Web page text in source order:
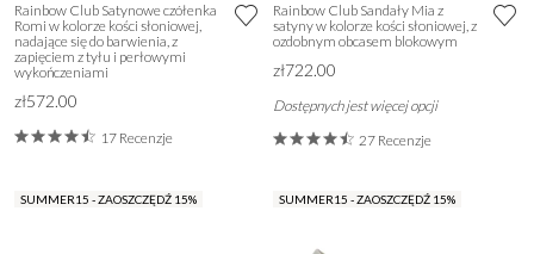
Rainbow Club Satynowe czółenka
Romi w kolorze kości słoniowej,
nadające się do barwienia, z
zapięciem z tyłu i perłowymi
wykończeniami
zł572.00
17 Recenzje
Rainbow Club Sandały Mia z
satyny w kolorze kości słoniowej, z
ozdobnym obcasem blokowym
zł722.00
Dostępnych jest więcej opcji
27 Recenzje
SUMMER15 - ZAOSZCZĘDŹ 15% SUMMER15 - ZAOSZCZĘDŹ 15%